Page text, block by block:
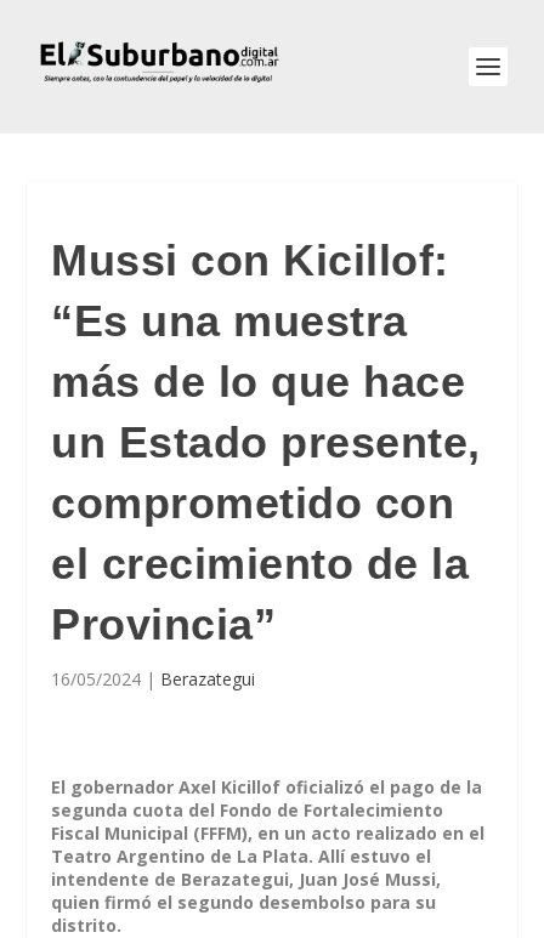
Mussi con Kicillof:
“Es una muestra
más de lo que hace
un Estado presente,
comprometido con
el crecimiento de la
Provincia”
16/05/2024 | Berazategui
El gobernador Axel Kicillof oficializó el pago de la
segunda cuota del Fondo de Fortalecimiento
Fiscal Municipal (FFFM), en un acto realizado en el
Teatro Argentino de La Plata. Allí estuvo el
intendente de Berazategui, Juan José Mussi,
quien firmó el segundo desembolso para su
distrito.